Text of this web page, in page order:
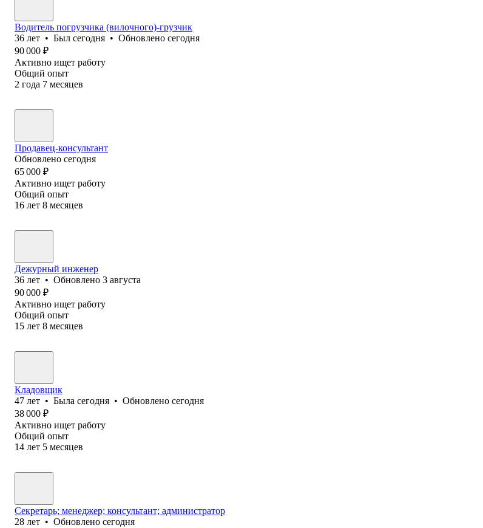
Водитель погрузчика (вилочного)-грузчик
36 лет • Был сегодня • Обновлено сегодня
90 000 ₽
Активно ищет работу
Общий опыт
2 года 7 месяцев
Продавец-консультант
Обновлено сегодня
65 000 ₽
Активно ищет работу
Общий опыт
16 лет 8 месяцев
Дежурный инженер
36 лет • Обновлено 3 августа
90 000 ₽
Активно ищет работу
Общий опыт
15 лет 8 месяцев
Кладовщик
47 лет • Была сегодня • Обновлено сегодня
38 000 ₽
Активно ищет работу
Общий опыт
14 лет 5 месяцев
Секретарь; менеджер; консультант; администратор
28 лет • Обновлено сегодня